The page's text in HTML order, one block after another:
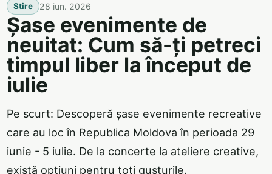
Stire 28 iun. 2026
Șase evenimente de
neuitat: Cum să-ți petreci
timpul liber la început de
iulie
Pe scurt: Descoperă șase evenimente recreative
care au loc în Republica Moldova în perioada 29
iunie - 5 iulie. De la concerte la ateliere creative,
există opțiuni pentru toți gusturile.